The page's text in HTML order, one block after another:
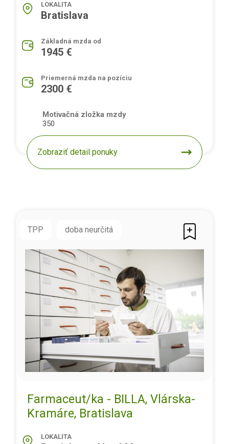
LOKALITA
Bratislava
Základná mzda od
1945 €
Priemerná mzda na pozíciu
2300 €
Motivačná zložka mzdy
350
Zobraziť detail ponuky
TPP doba neurčitá
Farmaceut/ka - BILLA, Vlárska-
Kramáre, Bratislava
LOKALITA